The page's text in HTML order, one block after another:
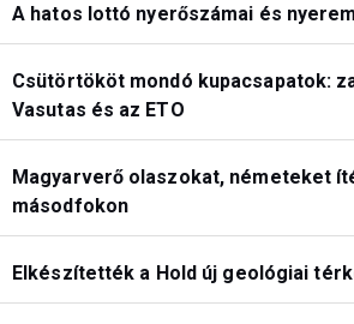
A hatos lottó nyerőszámai és
Csütörtököt mondó kupacsapatok:
Vasutas és az ETO
Magyarverő olaszokat, németeket
másodfokon
Elkészítették a Hold új geológiai